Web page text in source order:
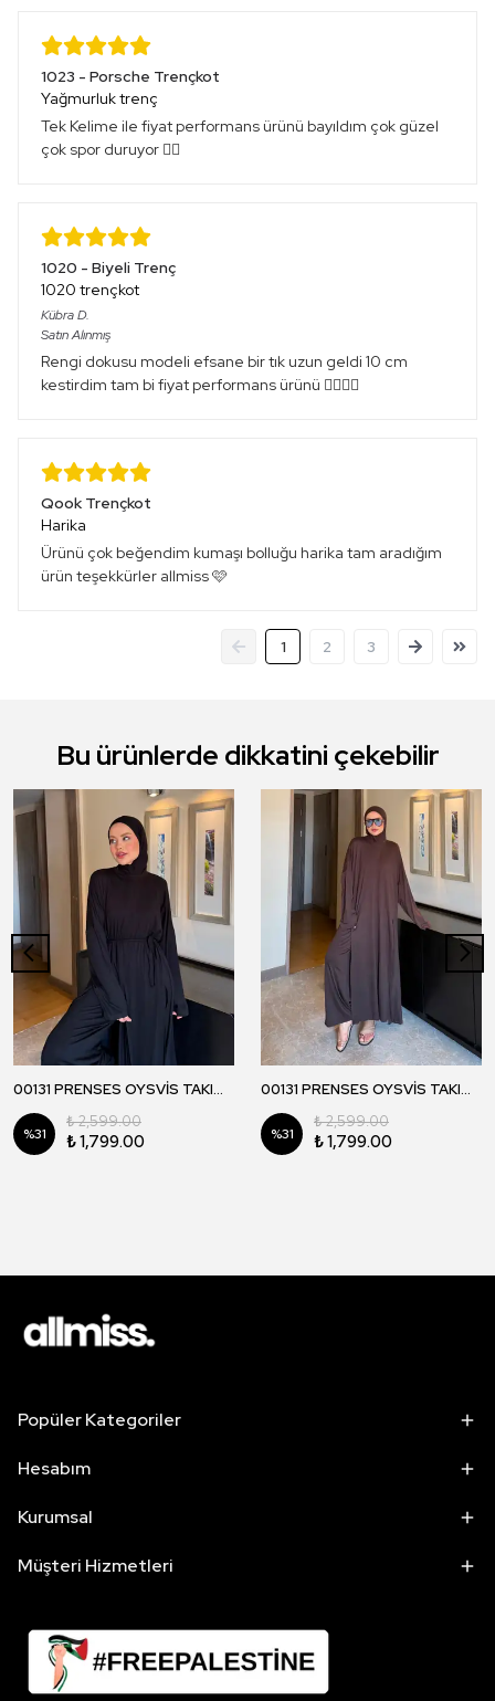
1023 - Porsche Trençkot
Yağmurluk trenç
Tek Kelime ile fiyat performans ürünü bayıldım çok güzel
çok spor duruyor 👍🏻
1020 - Biyeli Trenç
1020 trençkot
KübraD.
Satın Alınmış
Rengi dokusu modeli efsane bir tık uzun geldi 10 cm
kestirdim tam bi fiyat performans ürünü 👌🏻👌🏻
Qook Trençkot
Harika
Ürünü çok beğendim kumaşı bolluğu harika tam aradığım
ürün teşekkürler allmiss 🩷
1 2 3
Bu ürünlerde dikkatini çekebilir
00131 PRENSES OYSVİS TAKIM - Siyah
%31
₺ 2,599.00
₺ 1,799.00
00131 PRENSES OYSVİS TAKIM - Kahverengi
%31
₺ 2,599.00
₺ 1,799.00
Popüler Kategoriler
Hesabım
Kurumsal
Müşteri Hizmetleri